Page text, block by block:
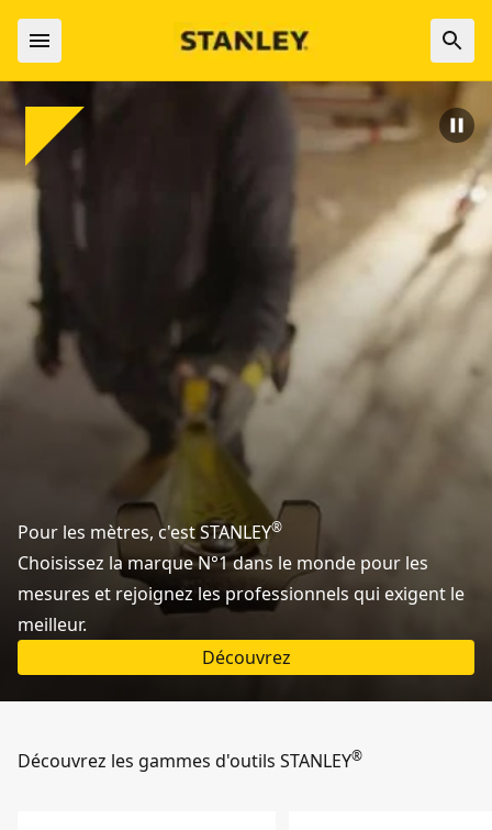
Pour les mètres, c'est STANLEY®
Choisissez la marque N°1 dans le monde pour les
mesures et rejoignez les professionnels qui exigent le
meilleur.
Découvrez
Découvrez les gammes d'outils STANLEY®